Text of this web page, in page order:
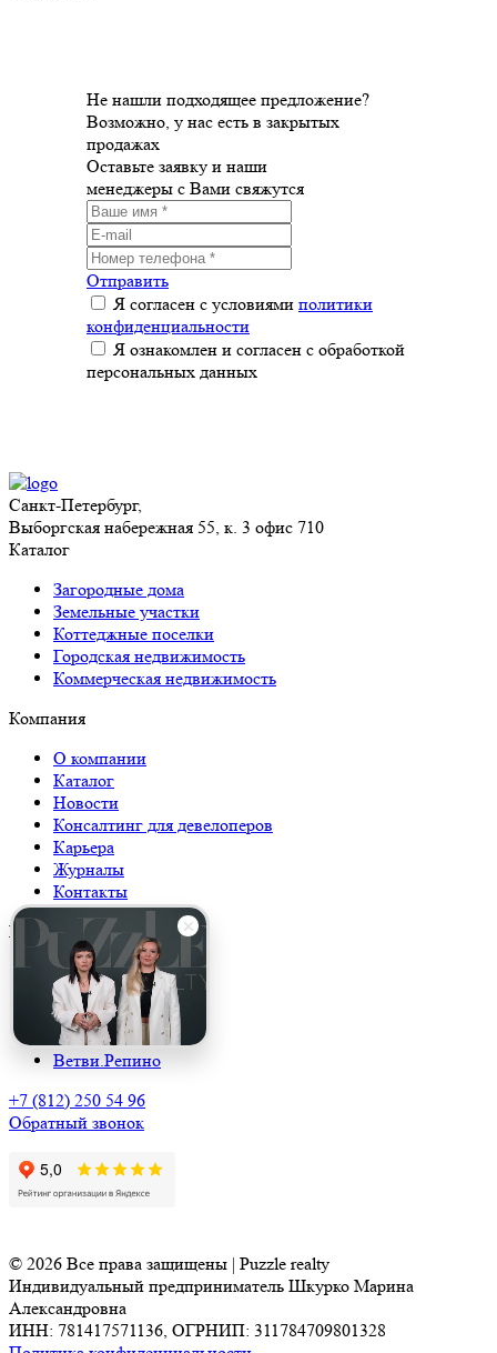
Не нашли подходящее предложение?
Возможно, у нас есть в закрытых
продажах
Оставьте заявку и наши
менеджеры с Вами свяжутся
Отправить
Я согласен с условиями политики
конфиденциальности
Я ознакомлен и согласен с обработкой
персональных данных
Санкт-Петербург,
Выборгская набережная 55, к. 3 офис 710
Каталог
Загородные дома
Земельные участки
Коттеджные поселки
Городская недвижимость
Коммерческая недвижимость
Компания
О компании
Каталог
Новости
Консалтинг для девелоперов
Карьера
Журналы
Контакты
Наши поселки
39/19
Сосны
Твоя бухта
Арт’д Эко Club
Ветви.Репино
+7 (812) 250 54 96
Обратный звонок
© 2026 Все права защищены | Puzzle realty
Индивидуальный предприниматель Шкурко Марина
Александровна
ИНН: 781417571136, ОГРНИП: 311784709801328